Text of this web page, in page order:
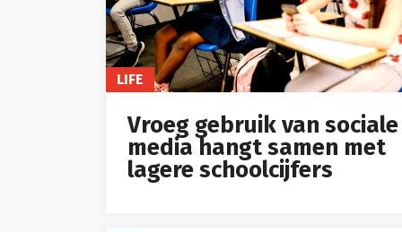
LIFE
Vroeg gebruik van sociale
media hangt samen met
lagere schoolcijfers